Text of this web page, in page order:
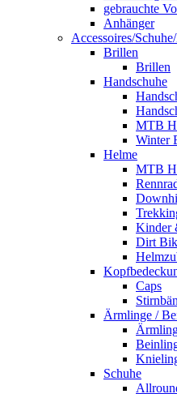
gebrauchte
Anhänger
Accessoires/
Brillen
Brillen
Handschuhe
MTB
Winter
Helme
MTB
Kinder
Dirt
Caps
Ärmlinge /
Schuhe